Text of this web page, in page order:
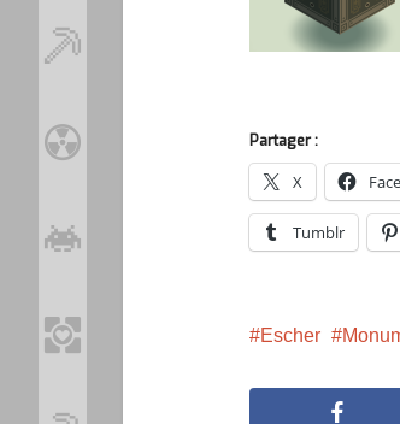
Partager :
X
Tumblr
Escher